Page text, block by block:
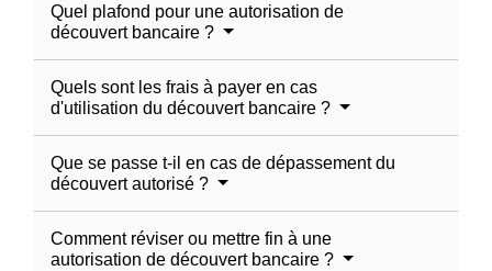
Quel plafond pour une autorisation de
découvert bancaire ?
Quels sont les frais à payer en cas
d'utilisation du découvert bancaire ?
Que se passe t-il en cas de dépassement du
découvert autorisé ?
Comment réviser ou mettre fin à une
autorisation de découvert bancaire ?